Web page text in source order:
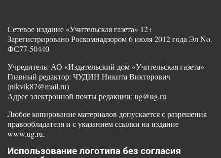
Сетевое издание «Учительская газета» 12+
Зарегистрировано Роскомнадзором 6 июля 2012 года Эл No.
ФС77-50440
Учредитель: АО «Издательский дом «Учительская газета»
Главный редактор: ЧУДИН Никита Викторович
(nikvik87@mail.ru)
Адрес электронной почты редакции: ug@ug.ru
Любое копирование материалов допускается с разрешения
правообладателя и с указанием ссылки на издание
www.ug.ru.
Использование логотипа без согласия